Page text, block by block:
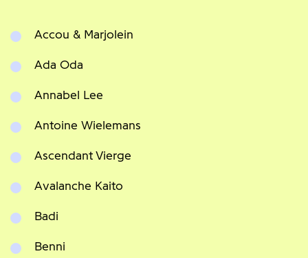
Accou & Marjolein
Ada Oda
Annabel Lee
Antoine Wielemans
Ascendant Vierge
Avalanche Kaito
Badi
Benni